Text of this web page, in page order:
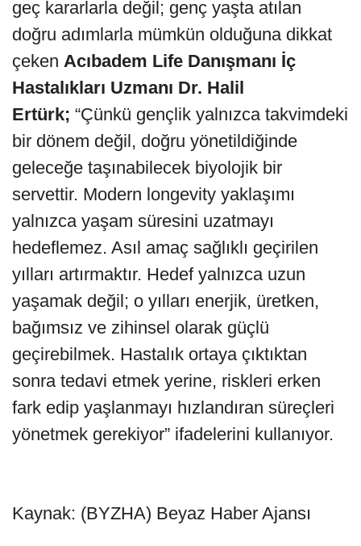
geç kararlarla değil; genç yaşta atılan
doğru adımlarla mümkün olduğuna dikkat
çeken Acıbadem Life Danışmanı İç
Hastalıkları Uzmanı Dr. Halil
Ertürk; “Çünkü gençlik yalnızca takvimdeki
bir dönem değil, doğru yönetildiğinde
geleceğe taşınabilecek biyolojik bir
servettir. Modern longevity yaklaşımı
yalnızca yaşam süresini uzatmayı
hedeflemez. Asıl amaç sağlıklı geçirilen
yılları artırmaktır. Hedef yalnızca uzun
yaşamak değil; o yılları enerjik, üretken,
bağımsız ve zihinsel olarak güçlü
geçirebilmek. Hastalık ortaya çıktıktan
sonra tedavi etmek yerine, riskleri erken
fark edip yaşlanmayı hızlandıran süreçleri
yönetmek gerekiyor” ifadelerini kullanıyor.
Kaynak: (BYZHA) Beyaz Haber Ajansı